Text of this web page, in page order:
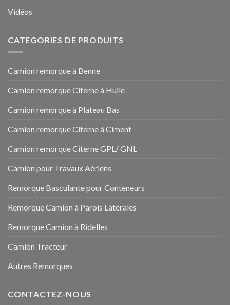
Vidéos
CATEGORIES DE PRODUITS
Camion remorque à Benne
Camion remorque Citerne à Huile
Camion remorque à Plateau Bas
Camion remorque Citerne à Ciment
Camion remorque Citerne GPL/ GNL
Camion pour Travaux Aériens
Remorque Basculante pour Conteneurs
Remorque Camion à Parois Latérales
Remorque Camion à Ridelles
Camion Tracteur
Autres Remorques
CONTACTEZ-NOUS